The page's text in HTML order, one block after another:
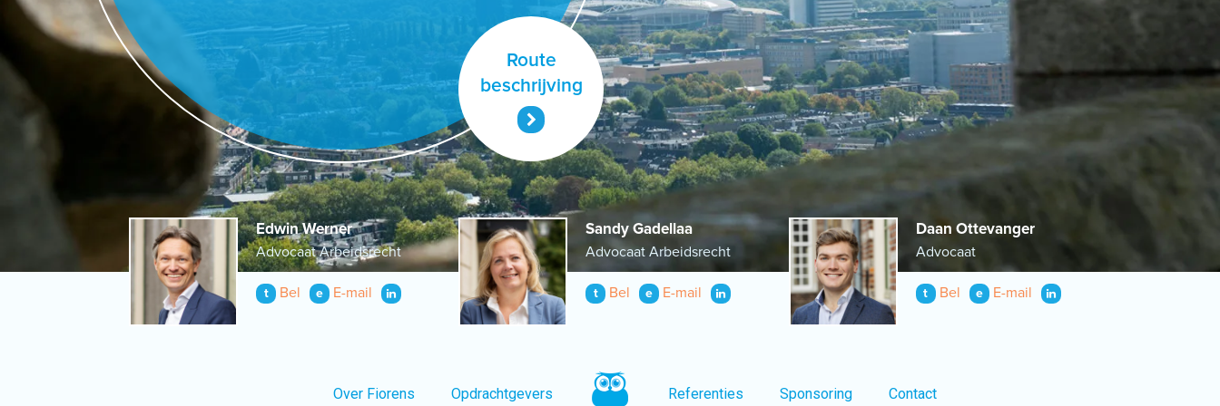
Route
beschrijving
Edwin Werner
Advocaat Arbeidsrecht
t Bel e E-mail
Sandy Gadellaa
Advocaat Arbeidsrecht
t Bel e E-mail
Daan Ottevanger
Advocaat
t Bel e E-mail
Over Fiorens Opdrachtgevers Referenties Sponsoring Contact